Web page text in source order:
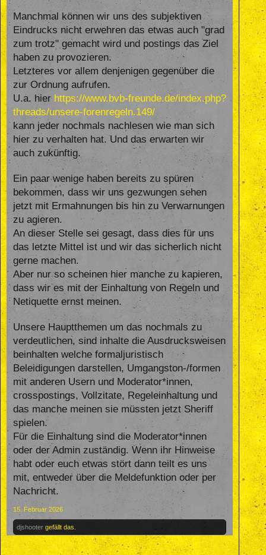
Manchmal können wir uns des subjektiven
Eindrucks nicht erwehren das etwas auch "grad
zum trotz" gemacht wird und postings das Ziel
haben zu provozieren.
Letzteres vor allem denjenigen gegenüber die
zur Ordnung aufrufen.
U.a. hier https://www.bvb-freunde.de/index.php?
threads/unsere-forenregeln.149/
kann jeder nochmals nachlesen wie man sich
hier zu verhalten hat. Und das erwarten wir
auch zukünftig.
Ein paar wenige haben bereits zu spüren
bekommen, dass wir uns gezwungen sehen
jetzt mit Ermahnungen bis hin zu Verwarnungen
zu agieren.
An dieser Stelle sei gesagt, dass dies für uns
das letzte Mittel ist und wir das sicherlich nicht
gerne machen.
Aber nur so scheinen hier manche zu kapieren,
dass wir es mit der Einhaltung von Regeln und
Netiquette ernst meinen.
Unsere Hauptthemen um das nochmals zu
verdeutlichen, sind inhalte die Ausdrucksweisen
beinhalten welche formaljuristisch
Beleidigungen darstellen, Umgangston-/formen
mit anderen Usern und Moderator*innen,
crosspostings, Vollzitate, Regeleinhaltung und
das manche meinen sie müssten jetzt Sheriff
spielen.
Für die Einhaltung sind die Moderator*innen
oder der Admin zuständig. Wenn ihr Hinweise
habt oder euch etwas stört dann teilt es uns
mit, entweder über die Meldefunktion oder per
Nachricht.
15. Februar 2026
djshooter gefällt das.